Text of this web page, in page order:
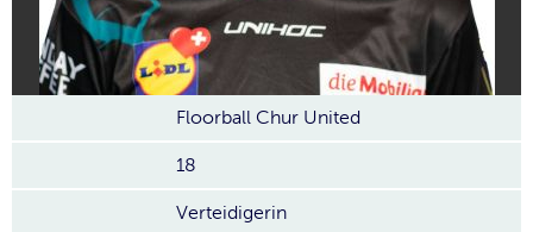
Floorball Chur United
18
Verteidigerin